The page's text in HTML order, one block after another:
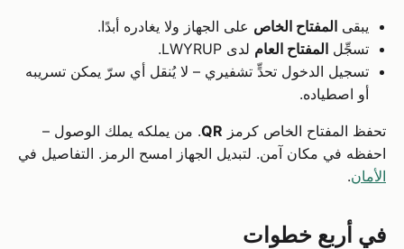
يبقىالمفتاح الخاص على الجهاز ولا يغادره أبدًا.
تسجِّلالمفتاح العام لدى LWYRUP.
تسجيل الدخول تحدٍّ تشفيري – لا يُنقل أي سرّ يمكن تسريبه
أو اصطياده.
تحفظ المفتاح الخاص كرمز QR. من يملكه يملك الوصول –
احفظه في مكان آمن. لتبديل الجهاز امسح الرمز. التفاصيل في
الأمان.
في أربع خطوات